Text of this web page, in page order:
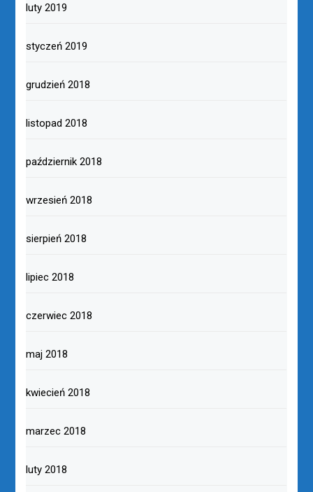
luty 2019
styczeń 2019
grudzień 2018
listopad 2018
październik 2018
wrzesień 2018
sierpień 2018
lipiec 2018
czerwiec 2018
maj 2018
kwiecień 2018
marzec 2018
luty 2018